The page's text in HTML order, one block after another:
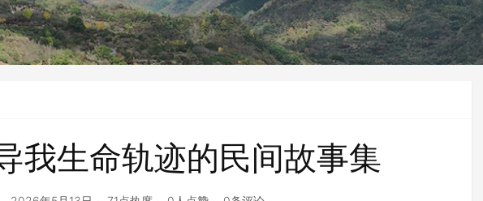
我生命轨迹的民间故事集